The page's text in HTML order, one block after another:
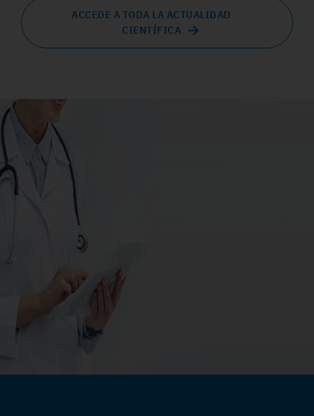
ACCEDE A TODA LA ACTUALIDAD
CIENTÍFICA